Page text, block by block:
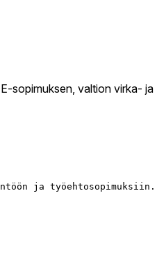
sopimuksen, valtion virka- ja
ja työehtosopimuksiin.